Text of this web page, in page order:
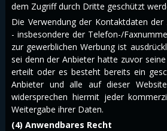
dem Zugriff durch Dritte geschützt
Die Verwendung der Kontaktdaten der
- insbesondere der Telefon-/
zur gewerblichen Werbung ist
sei denn der Anbieter hatte zuvor
erteilt oder es besteht bereits ein
Anbieter und alle auf dieser
widersprechen hiermit jeder
Weitergabe ihrer Daten.
(4) Anwendbares Recht